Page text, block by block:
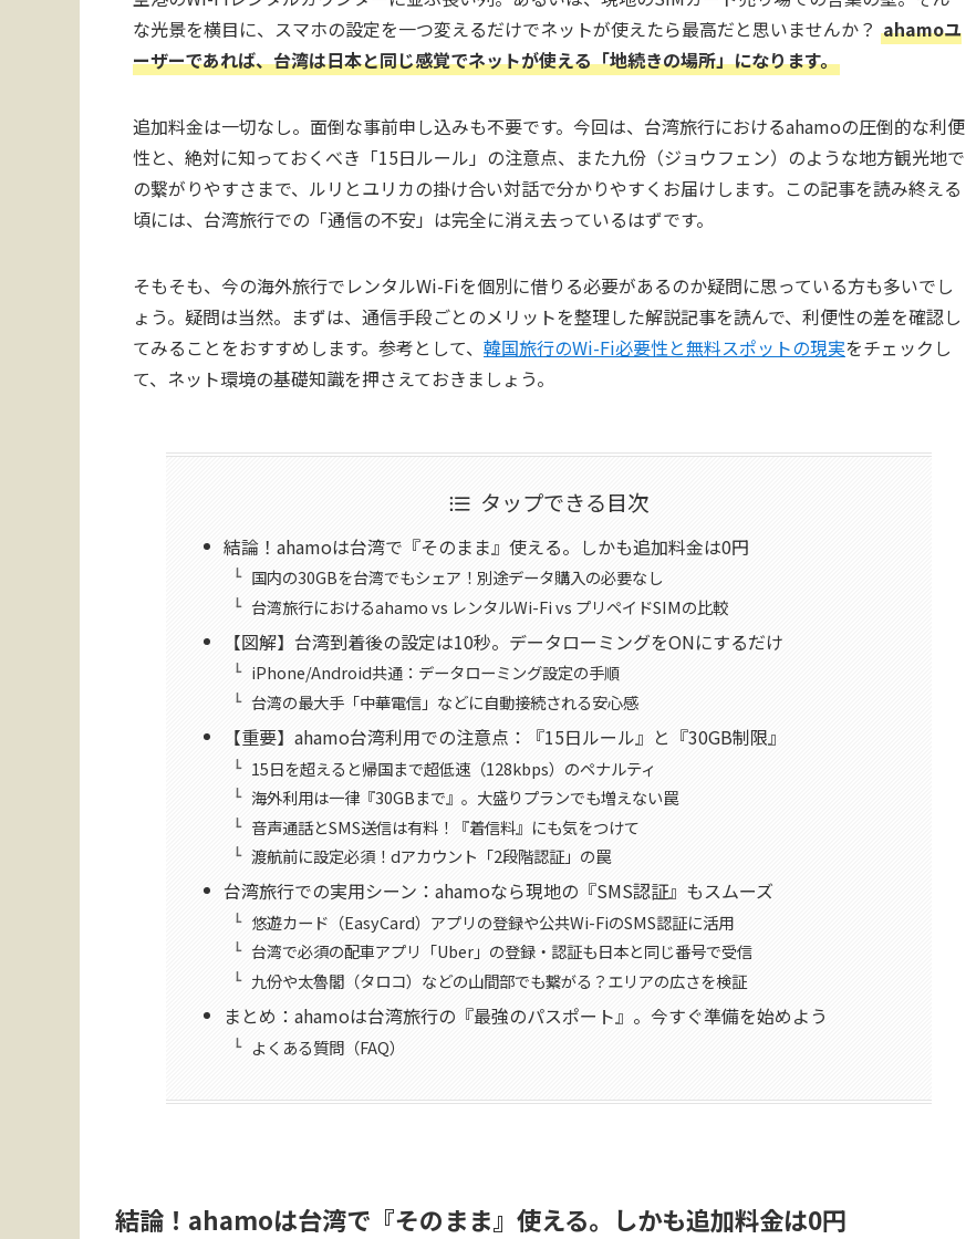
な光景を横目に、スマホの設定を一つ変えるだけでネットが使えたら最高だと思いませんか？ ahamoユ
ーザーであれば、台湾は日本と同じ感覚でネットが使える「地続きの場所」になります。
追加料金は一切なし。面倒な事前申し込みも不要です。今回は、台湾旅行におけるahamoの圧倒的な利便
性と、絶対に知っておくべき「15日ルール」の注意点、また九份（ジョウフェン）のような地方観光地で
の繋がりやすさまで、ルリとユリカの掛け合い対話で分かりやすくお届けします。この記事を読み終える
頃には、台湾旅行での「通信の不安」は完全に消え去っているはずです。
そもそも、今の海外旅行でレンタルWi-Fiを個別に借りる必要があるのか疑問に思っている方も多いでし
ょう。疑問は当然。まずは、通信手段ごとのメリットを整理した解説記事を読んで、利便性の差を確認し
てみることをおすすめします。参考として、 韓国旅行のWi-Fi必要性と無料スポットの現実をチェックし
て、ネット環境の基礎知識を押さえておきましょう。
タップできる目次
結論！ahamoは台湾で『そのまま』使える。しかも追加料金は0円
国内の30GBを台湾でもシェア！別途データ購入の必要なし
台湾旅行におけるahamo vs レンタルWi-Fi vs プリペイドSIMの比較
【図解】台湾到着後の設定は10秒。データローミングをONにするだけ
iPhone/Android共通：データローミング設定の手順
台湾の最大手「中華電信」などに自動接続される安心感
【重要】ahamo台湾利用での注意点：『15日ルール』と『30GB制限』
15日を超えると帰国まで超低速（128kbps）のペナルティ
海外利用は一律『30GBまで』。大盛りプランでも増えない罠
音声通話とSMS送信は有料！『着信料』にも気をつけて
渡航前に設定必須！dアカウント「2段階認証」の罠
台湾旅行での実用シーン：ahamoなら現地の『SMS認証』もスムーズ
悠遊カード（EasyCard）アプリの登録や公共Wi-FiのSMS認証に活用
台湾で必須の配車アプリ「Uber」の登録・認証も日本と同じ番号で受信
九份や太魯閣（タロコ）などの山間部でも繋がる？エリアの広さを検証
まとめ：ahamoは台湾旅行の『最強のパスポート』。今すぐ準備を始めよう
よくある質問（FAQ）
結論！ahamoは台湾で『そのまま』使える。しかも追加料金は0円